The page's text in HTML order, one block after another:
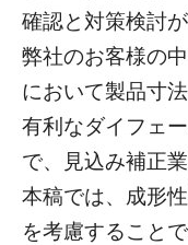
確認と対策検討
弊社のお客様の
において製品寸
有利なダイフェ
で、見込み補正
本稿では、成形
を考慮すること